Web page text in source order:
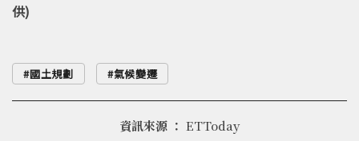
供)
國土規劃 氣候變遷
資訊來源 ： ETToday